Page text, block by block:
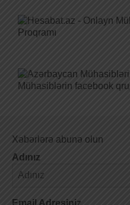
Xəbərlərə abunə olun
Adınız
Email Adresiniz